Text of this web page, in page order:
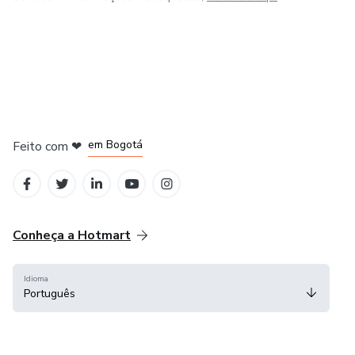
Feito com ❤ em Bogotá
Conheça a Hotmart
Idioma
Português